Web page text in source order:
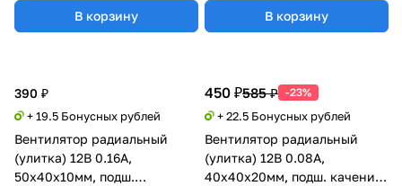
В корзину В корзину
390 ₽
+ 19.5 Бонусных рублей
Вентилятор радиальный
(улитка) 12В 0.16А,
50х40х10мм, подш.
450 ₽585 ₽ -23%
+ 22.5 Бонусных рублей
Вентилятор радиальный
(улитка) 12В 0.08А,
40х40х20мм, подш. качения,